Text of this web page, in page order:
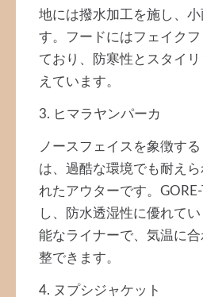
地には撥水加工を施し、小
す。フードにはフェイク
ており、防寒性とスタイ
えています。
3. ヒマラヤンパーカ
ノースフェイスを象徴す
は、過酷な環境でも耐え
れたアウターです。
し、防水透湿性に優れて
能なライナーで、気温に
整できます。
4. ヌプシジャケット